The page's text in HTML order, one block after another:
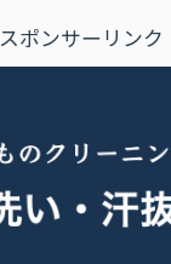
スポンサーリンク